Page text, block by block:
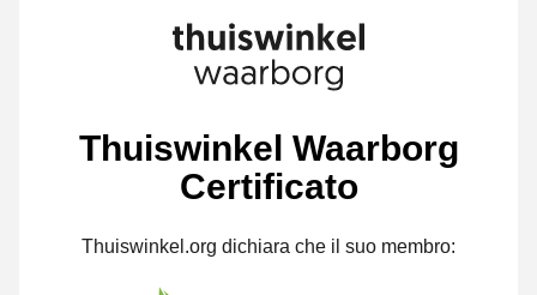
Thuiswinkel Waarborg
Certificato
Thuiswinkel.org dichiara che il suo membro: